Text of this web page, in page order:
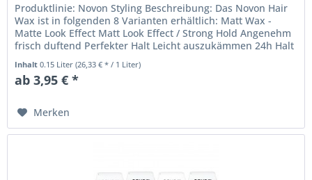
Produktlinie: Novon Styling Beschreibung: Das Novon Hair
Wax ist in folgenden 8 Varianten erhältlich: Matt Wax -
Matte Look Effect Matt Look Effect / Strong Hold Angenehm
frisch duftend Perfekter Halt Leicht auszukämmen 24h Halt
Inhalt0.15 Liter(26,33 € * / 1 Liter)
ab 3,95 € *
Merken